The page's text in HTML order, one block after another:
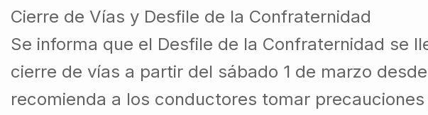
Cierre de Vías y Desfile de la Confraternidad
Se informa que el Desfile de la Confraternidad se
cierre de vías a partir del sábado 1 de marzo
recomienda a los conductores tomar